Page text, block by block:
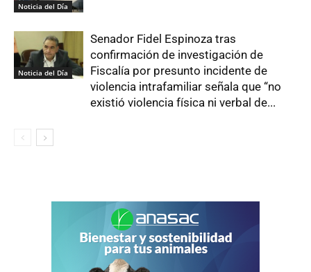
Noticia del Día
Noticia del Día
Senador Fidel Espinoza tras
confirmación de investigación de
Fiscalía por presunto incidente de
violencia intrafamiliar señala que “no
existió violencia física ni verbal de...